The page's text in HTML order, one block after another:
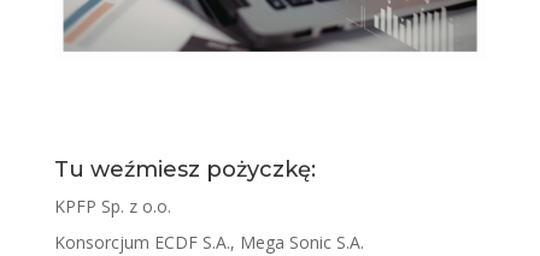
Tu weźmiesz pożyczkę:
KPFP Sp. z o.o.
Konsorcjum ECDF S.A., Mega Sonic S.A.